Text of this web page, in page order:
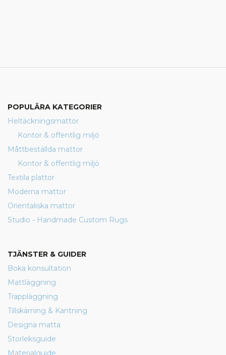
POPULÄRA KATEGORIER
Heltäckningsmattor
Kontor & offentlig miljö
Måttbeställda mattor
Kontor & offentlig miljö
Textila plattor
Moderna mattor
Orientaliska mattor
Studio - Handmade Custom Rugs
TJÄNSTER & GUIDER
Boka konsultation
Mattläggning
Trappläggning
Tillskärning & Kantning
Designa matta
Storleksguide
Materialguide